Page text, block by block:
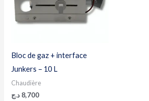
Bloc de gaz + interface
Junkers – 10 L
Chaudière
8,700 د.ج